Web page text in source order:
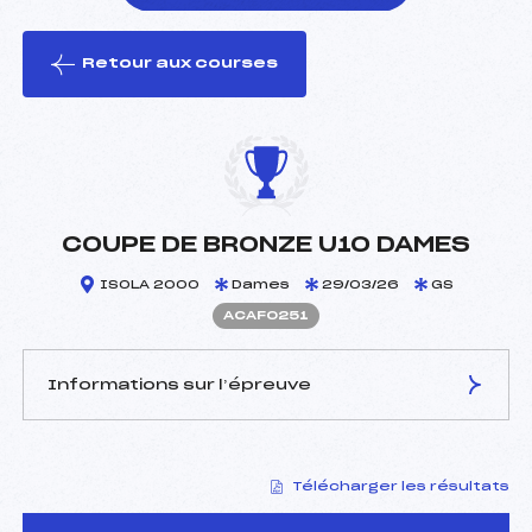
le ski
Retour aux courses
COUPE DE BRONZE U10 DAMES
ISOLA 2000 Dames 29/03/26 GS
ACAF0251
Informations sur l’épreuve
–
Arbitre :
–
Télécharger les résultats